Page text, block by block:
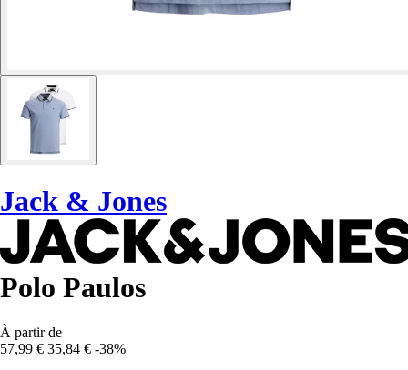
Jack & Jones
Polo Paulos
À partir de
57,99 € 35,84 € -38%